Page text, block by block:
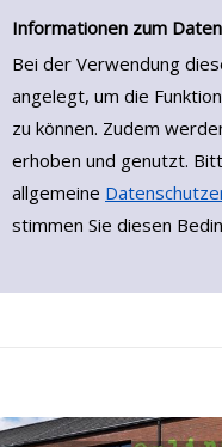
Einfache Suche
Informationen zum
Bei der Verwendung
angelegt, um die
zu können. Zudem
erhoben und genutzt.
allgemeine
stimmen Sie diesen
Zur Detailanzeige springen